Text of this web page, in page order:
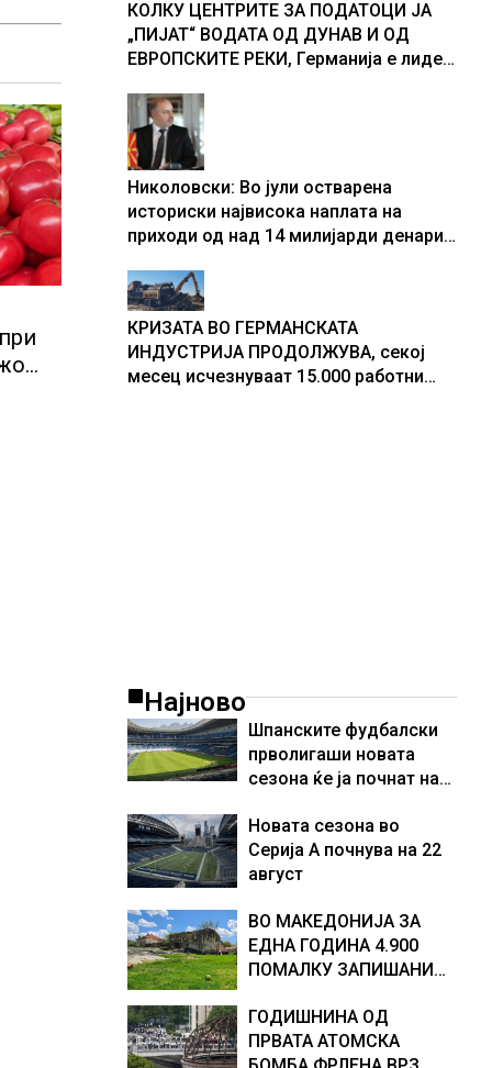
КОЛКУ ЦЕНТРИТЕ ЗА ПОДАТОЦИ ЈА
„ПИЈАТ“ ВОДАТА ОД ДУНАВ И ОД
ЕВРОПСКИТЕ РЕКИ, Германија е лидер
центри за податоци
Николовски: Во јули остварена
историски највисока наплата на
приходи од над 14 милијарди денари
резултати
КРИЗАТА ВО ГЕРМАНСКАТА
ИНДУСТРИЈА ПРОДОЛЖУВА, секој
месец исчезнуваат 15.000 работни
Најново
Шпанските фудбалски
прволигаши новата
сезона ќе ја почнат на
Новата сезона во
Серија А почнува на 22
август
ВО МАКЕДОНИЈА ЗА
ЕДНА ГОДИНА 4.900
ПОМАЛКУ ЗАПИШАНИ
ГОДИШНИНА ОД
ПРВАТА АТОМСКА